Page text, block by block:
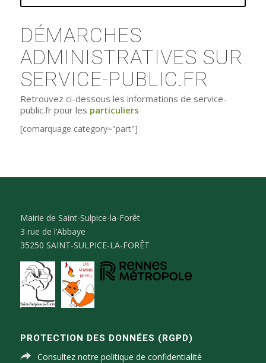
DÉMARCHES
ADMINISTRATIVES SUR
SERVICE-PUBLIC.FR
Retrouvez ci-dessous les informations de service-
public.fr pour les particuliers
[comarquage category="part"]
Mairie de Saint-Sulpice-la-Forêt
3 rue de l’Abbaye
35250 SAINT-SULPICE-LA-FORÊT
PROTECTION DES DONNÉES (RGPD)
Consultez notre politique de confidentialité